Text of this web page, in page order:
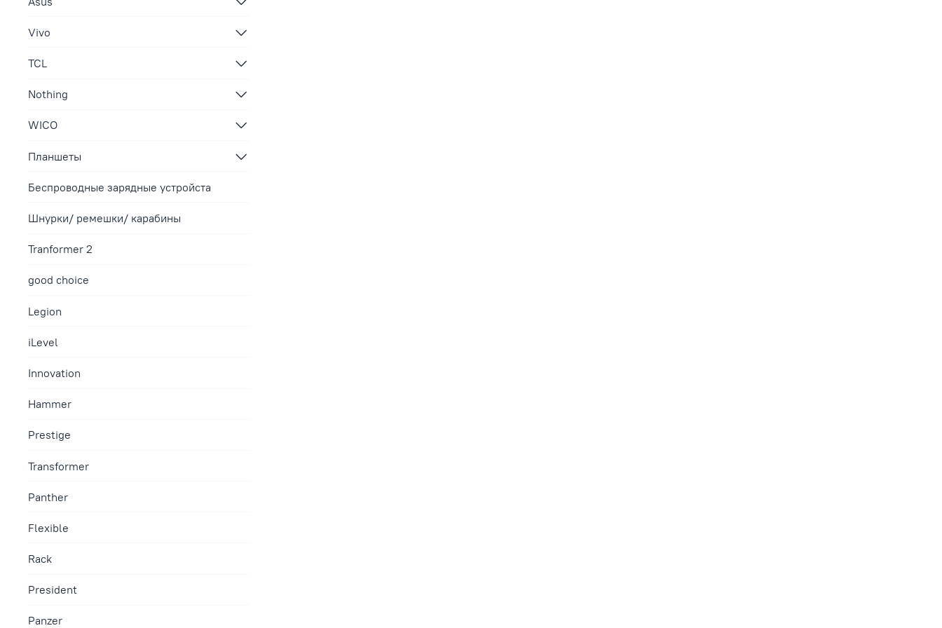
Vivo
TCL
Nothing
WICO
Планшеты
Беспроводные зарядные устройста
Шнурки/ ремешки/ карабины
Tranformer 2
good choice
Legion
iLevel
Innovation
Hammer
Prestige
Transformer
Panther
Flexible
Rack
President
Panzer